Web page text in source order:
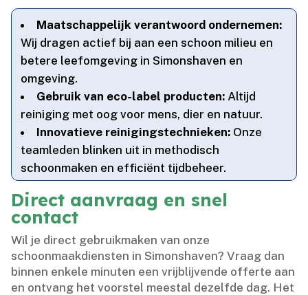
Maatschappelijk verantwoord ondernemen:
Wij dragen actief bij aan een schoon milieu en
betere leefomgeving in Simonshaven en
omgeving.​
Gebruik van eco-label producten: Altijd
reiniging met oog voor mens, dier en natuur.​
Innovatieve reinigingstechnieken: Onze
teamleden blinken uit in methodisch
schoonmaken en efficiënt tijdbeheer.​
Direct aanvraag en snel
contact
Wil je direct gebruikmaken van onze
schoonmaakdiensten in Simonshaven? Vraag dan
binnen enkele minuten een vrijblijvende offerte aan
en ontvang het voorstel meestal dezelfde dag.​ Het